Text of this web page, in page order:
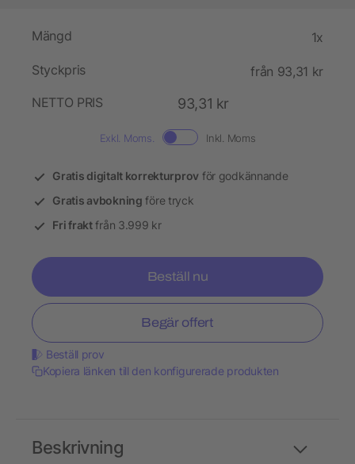
Mängd 1x
Styckpris
från 93,31 kr
NETTO PRIS
93,31 kr
Exkl. Moms. Inkl. Moms
Gratis digitalt korrekturprov för godkännande
Gratis avbokning före tryck
Fri fraktfrån 3.999 kr
Beställ nu
Begär offert
Beställ prov
Kopiera länken till den konfigurerade produkten
Beskrivning